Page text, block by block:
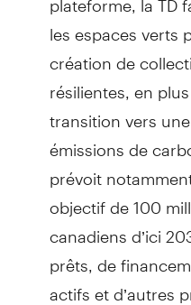
les espaces verts
création de
résilientes, en
transition vers
émissions de
prévoit
objectif de 100
canadiens d’ici
prêts, de
actifs et d’autres